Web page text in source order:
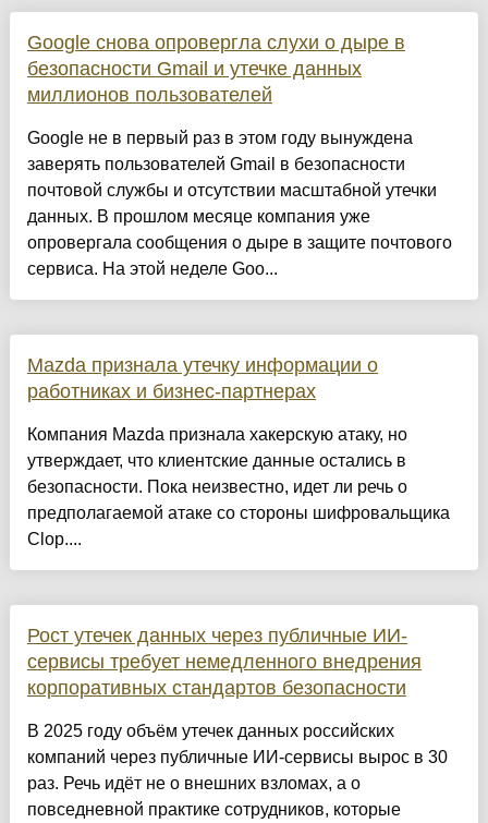
Google снова опровергла слухи о дыре в
безопасности Gmail и утечке данных
миллионов пользователей
Google не в первый раз в этом году вынуждена
заверять пользователей Gmail в безопасности
почтовой службы и отсутствии масштабной утечки
данных. В прошлом месяце компания уже
опровергала сообщения о дыре в защите почтового
сервиса. На этой неделе Goo...
Mazda признала утечку информации о
работниках и бизнес-партнерах
Компания Mazda признала хакерскую атаку, но
утверждает, что клиентские данные остались в
безопасности. Пока неизвестно, идет ли речь о
предполагаемой атаке со стороны шифровальщика
Clop....
Рост утечек данных через публичные ИИ-
сервисы требует немедленного внедрения
корпоративных стандартов безопасности
В 2025 году объём утечек данных российских
компаний через публичные ИИ-сервисы вырос в 30
раз. Речь идёт не о внешних взломах, а о
повседневной практике сотрудников, которые